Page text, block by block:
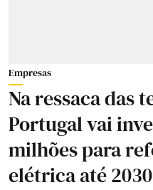
Empresas
Na ressaca das
Portugal vai
milhões para
elétrica até 2030